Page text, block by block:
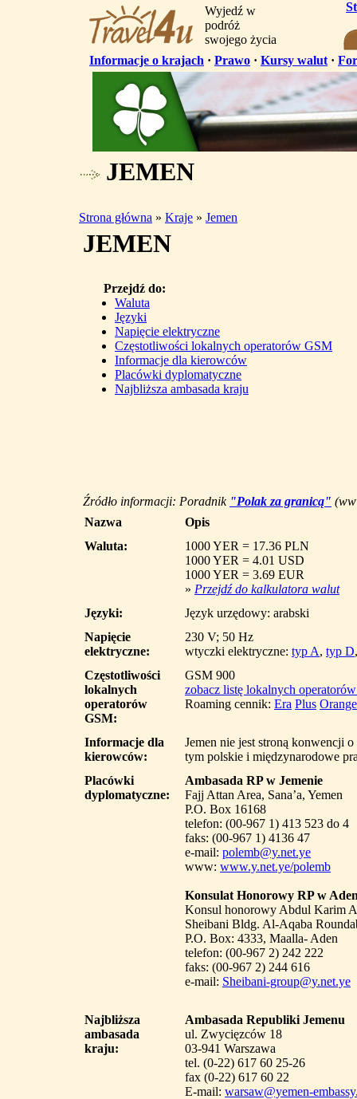
Wyjedź w
podróż
swojego życia
Informacje o krajach · Prawo · Kursy walut ·
JEMEN
Strona główna » Kraje » Jemen
JEMEN
Przejdź do:
Waluta
Języki
Napięcie elektryczne
Częstotliwości lokalnych operatorów GSM
Informacje dla kierowców
Placówki dyplomatyczne
Najbliższa ambasada kraju
Źródło informacji: Poradnik "Polak za granicą"
Nazwa
Opis
Waluta:
1000 YER = 17.36 PLN
1000 YER = 4.01 USD
1000 YER = 3.69 EUR
» Przejdź do kalkulatora walut
Języki:
Język urzędowy: arabski
Napięcie
elektryczne:
230 V; 50 Hz
wtyczki elektryczne: typ A, typ D
Częstotliwości
lokalnych
operatorów
GSM:
GSM 900
zobacz listę lokalnych
Roaming cennik: Era Plus Orange
Informacje dla
kierowców:
Jemen nie jest stroną konwencji
tym polskie i międzynarodowe
Placówki
dyplomatyczne:
Ambasada RP w Jemenie
Fajj Attan Area, Sana’a, Yemen
P.O. Box 16168
telefon: (00-967 1) 413 523 do 4
faks: (00-967 1) 4136 47
e-mail: polemb@y.net.ye
www: www.y.net.ye/polemb
Konsulat Honorowy RP w
Konsul honorowy Abdul Karim
Sheibani Bldg. Al-Aqaba
P.O. Box: 4333, Maalla- Aden
telefon: (00-967 2) 242 222
faks: (00-967 2) 244 616
e-mail: Sheibani-group@y.net.ye
Najbliższa
ambasada
kraju:
Ambasada Republiki Jemenu
ul. Zwycięzców 18
03-941 Warszawa
tel. (0-22) 617 60 25-26
fax (0-22) 617 60 22
E-mail: warsaw@yemen-